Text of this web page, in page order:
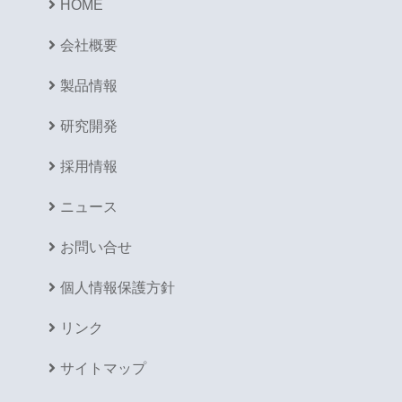
HOME
会社概要
製品情報
研究開発
採用情報
ニュース
お問い合せ
個人情報保護方針
リンク
サイトマップ